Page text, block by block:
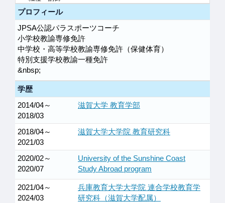
プロフィール
JPSA公認パラスポーツコーチ
小学校教諭専修免許
中学校・高等学校教諭専修免許（保健体育）
特別支援学校教諭一種免許
&nbsp;
学歴
2014/04～
2018/03
滋賀大学 教育学部
2018/04～
2021/03
滋賀大学大学院 教育研究科
2020/02～
2020/07
University of the Sunshine Coast
Study Abroad program
2021/04～
2024/03
兵庫教育大学大学院 連合学校教育学
研究科（滋賀大学配属）